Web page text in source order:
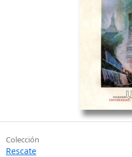
Colección
Rescate